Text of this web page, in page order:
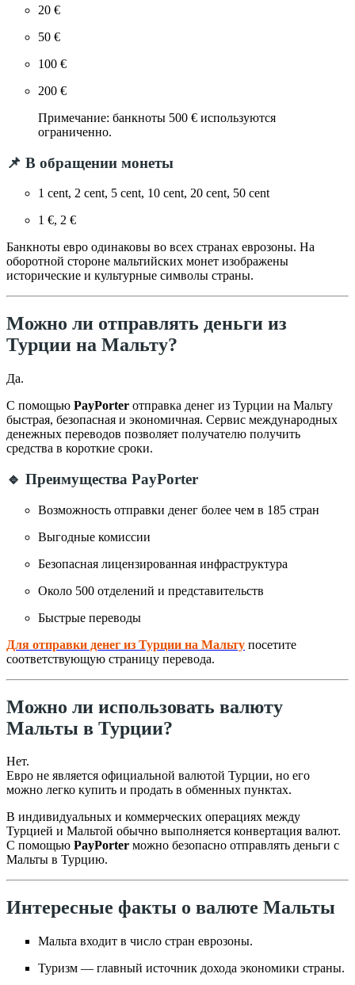
20 €
50 €
100 €
200 €
Примечание: банкноты 500 € используются
ограниченно.
📌 В обращении монеты
1 cent, 2 cent, 5 cent, 10 cent, 20 cent, 50 cent
1 €, 2 €
Банкноты евро одинаковы во всех странах еврозоны. На
оборотной стороне мальтийских монет изображены
исторические и культурные символы страны.
Можно ли отправлять деньги из
Турции на Мальту?
Да.
С помощью PayPorter отправка денег из Турции на Мальту
быстрая, безопасная и экономичная. Сервис международных
денежных переводов позволяет получателю получить
средства в короткие сроки.
🔹 Преимущества PayPorter
Возможность отправки денег более чем в 185 стран
Выгодные комиссии
Безопасная лицензированная инфраструктура
Около 500 отделений и представительств
Быстрые переводы
Для отправки денег из Турции на Мальту посетите
соответствующую страницу перевода.
Можно ли использовать валюту
Мальты в Турции?
Нет.
Евро не является официальной валютой Турции, но его
можно легко купить и продать в обменных пунктах.
В индивидуальных и коммерческих операциях между
Турцией и Мальтой обычно выполняется конвертация валют.
С помощью PayPorter можно безопасно отправлять деньги с
Мальты в Турцию.
Интересные факты о валюте Мальты
Мальта входит в число стран еврозоны.
Туризм — главный источник дохода экономики страны.